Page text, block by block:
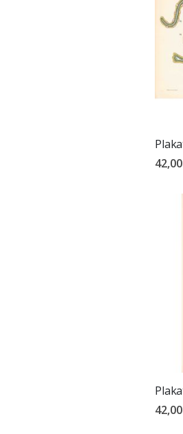
42,00
42,00